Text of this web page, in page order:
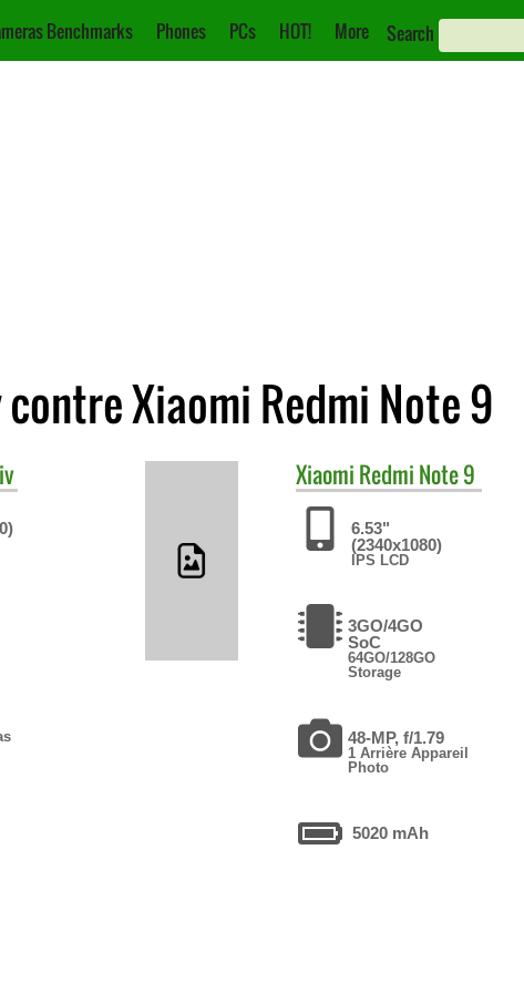
Benchmarks Phones PCs HOT! More Search
Xiaomi Redmi Note 9
Xiaomi Redmi Note 9
6.53"
(2340x1080)
IPS LCD
3GO/4GO
SoC
64GO/128GO
Storage
48-MP, f/1.79
1 Arrière Appareil
Photo
5020 mAh